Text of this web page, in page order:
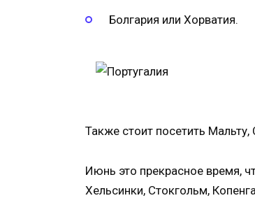
Болгария или Хорватия.
Также стоит посетить
Июнь это прекрасное время,
Хельсинки, Стокгольм,